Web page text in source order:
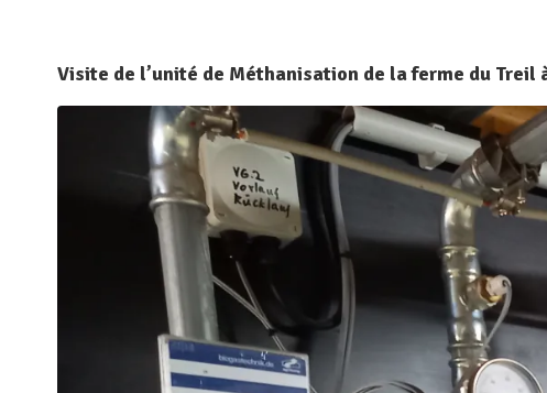
Visite de l’unité de Méthanisation de la ferme du Treil